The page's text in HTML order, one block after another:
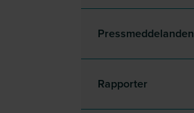
Pressmeddelanden
Rapporter